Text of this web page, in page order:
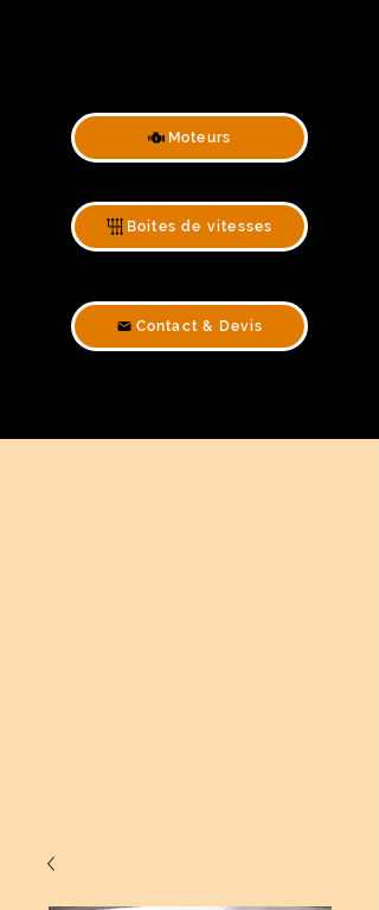
Moteurs
Boites de vitesses
Contact & Devis